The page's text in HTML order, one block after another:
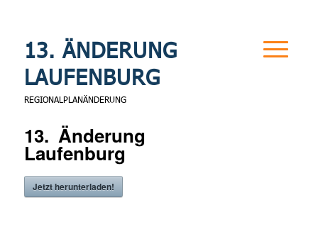
13. ÄNDERUNG
LAUFENBURG
REGIONALPLANÄNDERUNG
13. Änderung
Laufenburg
Jetzt herunterladen!